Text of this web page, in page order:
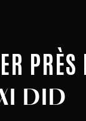
PRÈS
DID